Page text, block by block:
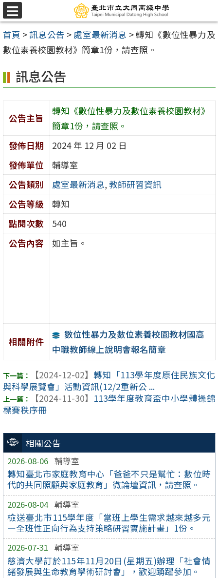
跳
至
主
要
容
區
選
單
首頁 >訊息公告 > 處室最新消息 >轉知《數位性暴力及
數位素養校園教材》簡章1份，請查照。
相關公告
2026-08-06 輔導室
轉知臺北市家庭教育中心「爸爸不只是幫忙：數位時
代的共同照顧與家庭教育」微論壇資訊，請查照。
2026-08-04 輔導室
檢送臺北市115學年度「當班上學生需求越來越多元
—全班性正向行為支持策略研習實施計畫」1份。
2026-07-31 輔導室
慈濟大學訂於115年11月20日(星期五)辦理「社會情
緒發展與生命教育學術研討會」，歡迎踴躍參加。
訊息公告
公告主旨
轉知《數位性暴力及數位素養校園教材》
簡章1份，請查照。
發佈日期
2024 年 12 月 02 日
發佈單位
輔導室
公告類別
處室最新消息, 教師研習資訊
公告等級
轉知
點閱次數
540
公告內容
如主旨。
相關附件
數位性暴力及數位素養校園教材國高
中職教師線上說明會報名簡章
【2024-12-02】 轉知「113學年度原住民族文化
與科學展覽會」活動資訊(12/2重新公 ...
【2024-11-30】 113學年度教育盃中小學體操錦
標賽秩序冊